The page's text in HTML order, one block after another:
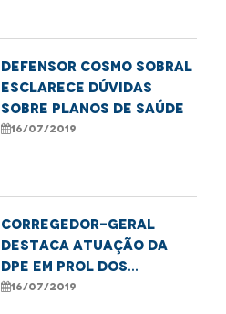
Defensor Cosmo Sobral
esclarece dúvidas
sobre planos de saúde
16/07/2019
Corregedor-geral
destaca atuação da
DPE em prol dos
direitos do cidadão
16/07/2019